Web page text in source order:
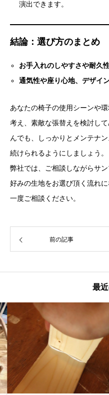
演出できます。
結論：選び方のまとめ
お手入れのしやすさや耐久
通気性や座り心地、デザイ
あなたの椅子の使用シーンや
考え、素敵な張替えを検討し
んでも、しっかりとメンテナ
続けられるようにしましょう。
弊社では、ご相談しながらサ
好みの生地をお選び頂く流れ
一度ご相談ください。
前の記事
最